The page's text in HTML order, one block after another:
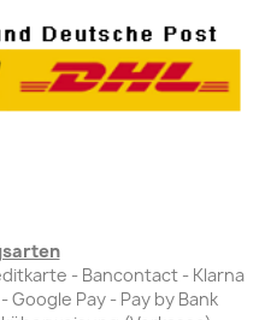
- Bancontact - Klarna
Pay - Pay by Bank